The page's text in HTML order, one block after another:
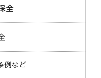
全
例など